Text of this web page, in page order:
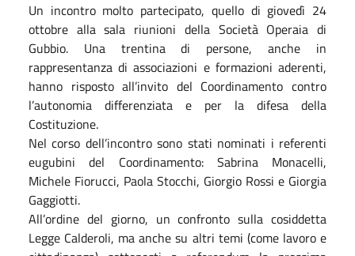
Un incontro molto partecipato, quello di giovedì 24
ottobre alla sala riunioni della Società Operaia di
Gubbio. Una trentina di persone, anche in
rappresentanza di associazioni e formazioni aderenti,
hanno risposto all’invito del Coordinamento contro
l’autonomia differenziata e per la difesa della
Costituzione.
Nel corso dell’incontro sono stati nominati i referenti
eugubini del Coordinamento: Sabrina Monacelli,
Michele Fiorucci, Paola Stocchi, Giorgio Rossi e Giorgia
Gaggiotti.
All’ordine del giorno, un confronto sulla cosiddetta
Legge Calderoli, ma anche su altri temi (come lavoro e